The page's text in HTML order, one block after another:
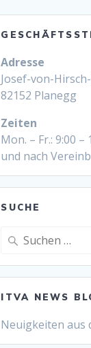
Adresse
Josef-von-
82152 Planegg
Zeiten
Mon. – Fr.: 9:00 –
und nach
SUCHE
Suche
ITVA NEWS
Neuigkeiten aus